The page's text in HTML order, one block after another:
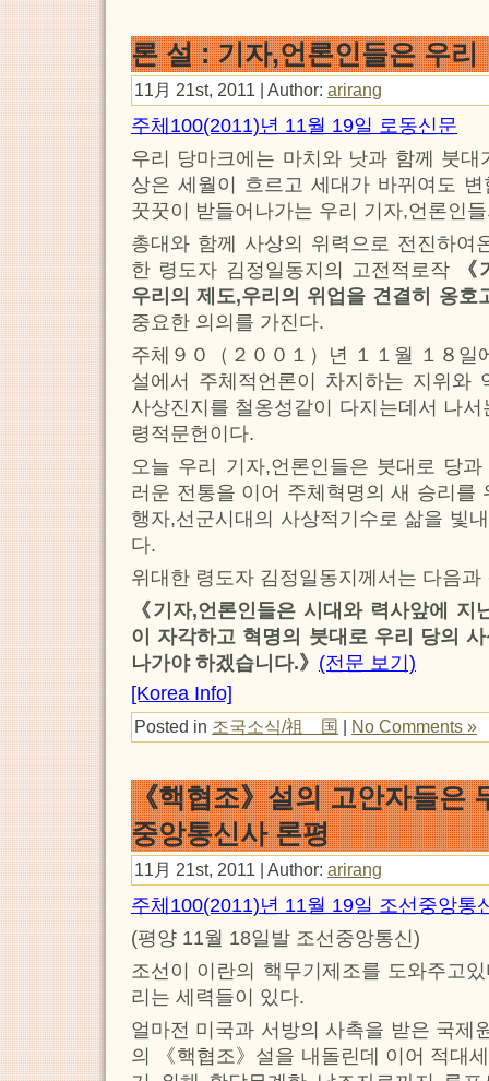
론 설 : 기자,언론인들은 우
11月 21st, 2011 | Author: arirang
주체100(2011)년 11월 19일 로동신문
우리 당마크에는 마치와 낫과 함께 붓
상은 세월이 흐르고 세대가 바뀌여도
꿋꿋이 받들어나가는 우리 기자,언론인
총대와 함께 사상의 위력으로 전진하여
한 령도자 김정일동지의 고전적로작
우리의 제도,우리의 위업을 견결히 옹호
중요한 의의를 가진다.
주체９０（２００１）년 １１월 １８일
설에서 주체적언론이 차지하는 지위와
사상진지를 철옹성같이 다지는데서 나
령적문헌이다.
오늘 우리 기자,언론인들은 붓대로 당
러운 전통을 이어 주체혁명의 새 승리를
행자,선군시대의 사상적기수로 삶을 빛
다.
위대한 령도자 김정일동지께서는 다음
《기자,언론인들은 시대와 력사앞에
이 자각하고 혁명의 붓대로 우리 당의
나가야 하겠습니다.》 (전문 보기)
[Korea Info]
Posted in 조국소식/祖 国 | No Comments »
《핵협조》설의 고안자들은
중앙통신사 론평
11月 21st, 2011 | Author: arirang
주체100(2011)년 11월 19일 조선중앙통
(평양 11월 18일발 조선중앙통신)
조선이 이란의 핵무기제조를 도와주고
리는 세력들이 있다.
얼마전 미국과 서방의 사촉을 받은 국제
의 《핵협조》설을 내돌린데 이어 적대